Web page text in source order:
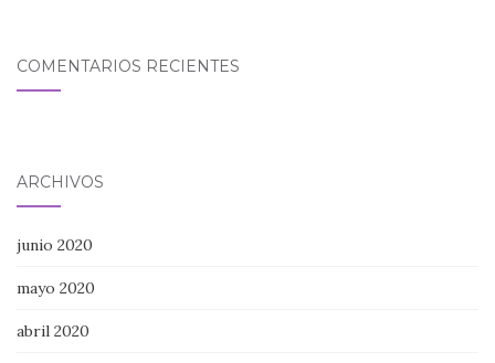
COMENTARIOS RECIENTES
ARCHIVOS
junio 2020
mayo 2020
abril 2020